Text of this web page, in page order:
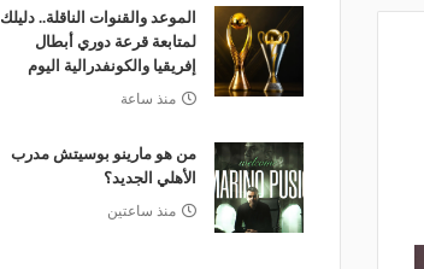
الموعد والقنوات الناقلة.. دليلك
لمتابعة قرعة دوري أبطال
إفريقيا والكونفدرالية اليوم
منذ ساعة
من هو مارينو بوسيتش مدرب
الأهلي الجديد؟
منذ ساعتين